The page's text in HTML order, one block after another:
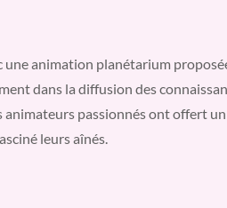
une animation planétarium
dans la diffusion des
animateurs passionnés ont offert
leurs aînés.